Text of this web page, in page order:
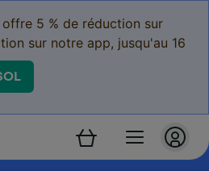
5 % de réduction sur
sur notre app, jusqu'au 16